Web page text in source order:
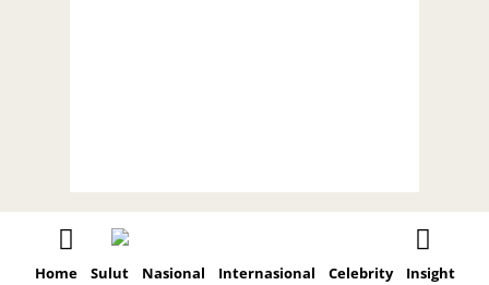
Home Sulut Nasional Internasional Celebrity Insight